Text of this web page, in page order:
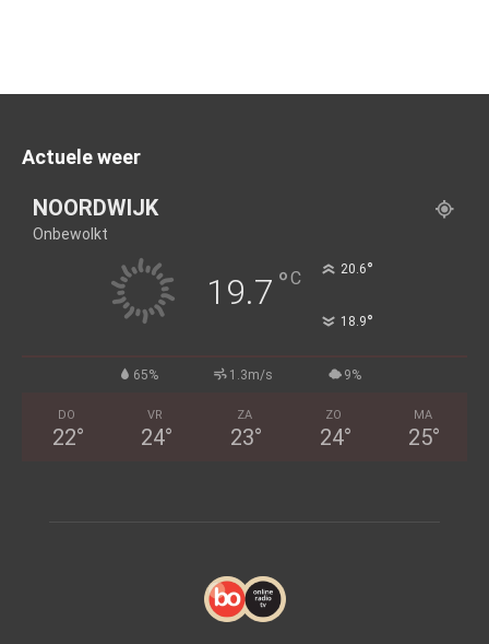
Actuele weer
NOORDWIJK
Onbewolkt
19.7 °C 20.6°
18.9°
65% 1.3m/s 9%
DO
22°
VR
24°
ZA
23°
ZO
24°
MA
25°